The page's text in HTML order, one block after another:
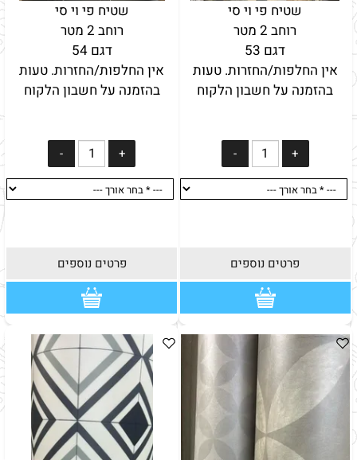
שטיח פי וי סי
רוחב 2 מטר
דגם 53
אין החלפות/החזרות. טעות
בהזמנה על חשבון הלקוח
פרטים נוספים
שטיח פי וי סי
רוחב 2 מטר
דגם 54
אין החלפות/החזרות. טעות
בהזמנה על חשבון הלקוח
פרטים נוספים